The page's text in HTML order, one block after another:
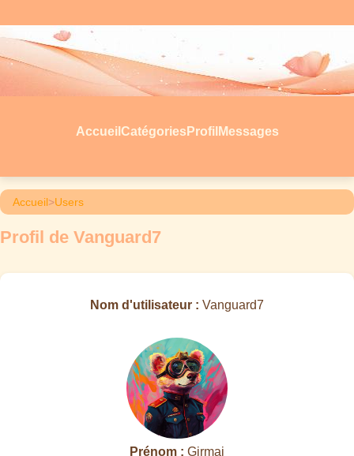
Accueil Catégories Profil Messages
Accueil>Users
Profil de Vanguard7
Nom d'utilisateur : Vanguard7
Prénom : Girmai